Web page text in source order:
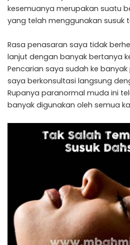
kesemuanya merupakan suatu
yang telah menggunakan susuk
Rasa penasaran saya tidak
lanjut dengan banyak bertanya
Pencarian saya sudah ke
saya berkonsultasi langsung
Rupanya paranormal muda ini
banyak digunakan oleh semua